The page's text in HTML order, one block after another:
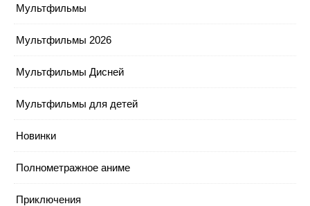
Мультфильмы
Мультфильмы 2026
Мультфильмы Дисней
Мультфильмы для детей
Новинки
Полнометражное аниме
Приключения